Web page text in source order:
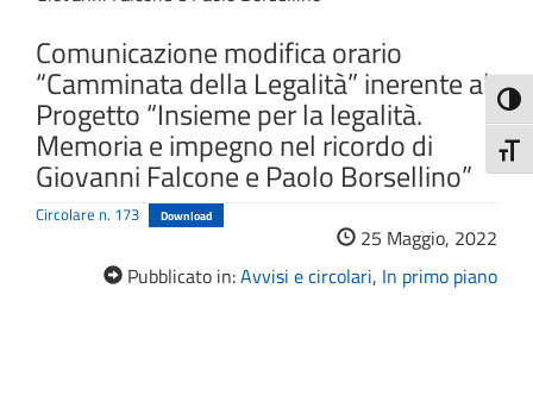
Comunicazione modifica orario
“Camminata della Legalità” inerente al
Progetto “Insieme per la legalità.
Memoria e impegno nel ricordo di
Giovanni Falcone e Paolo Borsellino”
Circolare n. 173 Download
25 Maggio, 2022
Pubblicato in:Avvisi e circolari, In primo piano